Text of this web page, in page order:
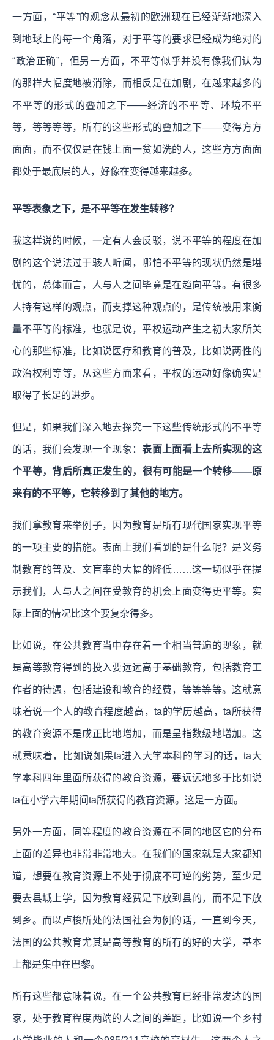
一方面，“平等”的观念从最初的欧洲现在已经渐渐地深入
到地球上的每一个角落，对于平等的要求已经成为绝对的
“政治正确”，但另一方面，不平等似乎并没有像我们认为
的那样大幅度地被消除，而相反是在加剧，在越来越多的
不平等的形式的叠加之下——经济的不平等、环境不平
等，等等等等，所有的这些形式的叠加之下——变得方方
面面，而不仅仅是在钱上面一贫如洗的人，这些方方面面
都处于最底层的人，好像在变得越来越多。
平等表象之下，是不平等在发生转移？
我这样说的时候，一定有人会反驳，说不平等的程度在加
剧的这个说法过于骇人听闻，哪怕不平等的现状仍然是堪
忧的，总体而言，人与人之间毕竟是在趋向平等。有很多
人持有这样的观点，而支撑这种观点的，是传统被用来衡
量不平等的标准，也就是说，平权运动产生之初大家所关
心的那些标准，比如说医疗和教育的普及，比如说两性的
政治权利等等，从这些方面来看，平权的运动好像确实是
取得了长足的进步。
但是，如果我们深入地去探究一下这些传统形式的不平等
的话，我们会发现一个现象：表面上面看上去所实现的这
个平等，背后所真正发生的，很有可能是一个转移——原
来有的不平等，它转移到了其他的地方。
我们拿教育来举例子，因为教育是所有现代国家实现平等
的一项主要的措施。表面上我们看到的是什么呢？是义务
制教育的普及、文盲率的大幅的降低……这一切似乎在提
示我们，人与人之间在受教育的机会上面变得更平等。实
际上面的情况比这个要复杂得多。
比如说，在公共教育当中存在着一个相当普遍的现象，就
是高等教育得到的投入要远远高于基础教育，包括教育工
作者的待遇，包括建设和教育的经费，等等等等。这就意
味着说一个人的教育程度越高，ta的学历越高，ta所获得
的教育资源不是成正比地增加，而是呈指数级地增加。这
就意味着，比如说如果ta进入大学本科的学习的话，ta大
学本科四年里面所获得的教育资源，要远远地多于比如说
ta在小学六年期间ta所获得的教育资源。这是一方面。
另外一方面，同等程度的教育资源在不同的地区它的分布
上面的差异也非常非常地大。在我们的国家就是大家都知
道，想要在教育资源上不处于彻底不可逆的劣势，至少是
要去县城上学，因为教育经费是下放到县的，而不是下放
到乡。而以卢梭所处的法国社会为例的话，一直到今天，
法国的公共教育尤其是高等教育的所有的好的大学，基本
上都是集中在巴黎。
所有这些都意味着说，在一个公共教育已经非常发达的国
家，处于教育程度两端的人之间的差距，比如说一个乡村